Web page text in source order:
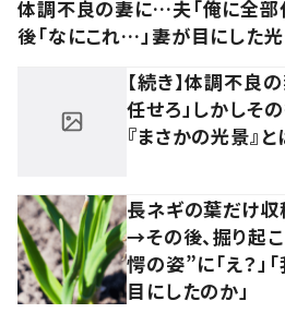
体調不良の妻に…夫「俺に全部
後「なにこれ…」妻が目にした
【続き】体調不良
任せろ」しかしそ
『まさかの光景』と
長ネギの葉だけ
→その後、掘り起
愕の姿”に「え？」
目にしたのか」